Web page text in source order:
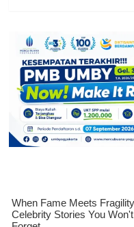
Mula
Bakso,
Ini
Sejarah
Singkatnya